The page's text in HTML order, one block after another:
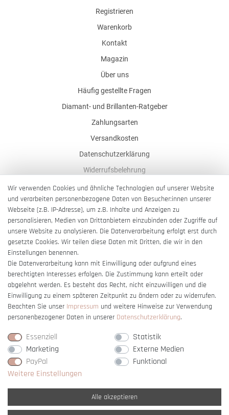
Registrieren
Warenkorb
Kontakt
Magazin
Über uns
Häufig gestellte Fragen
Diamant- und Brillanten-Ratgeber
Zahlungsarten
Versandkosten
Datenschutzerklärung
Widerrufsbelehrung
AGB
Impressum
Barrierefreiheitserklärung
Vertrag widerrufen
Wir verwenden Cookies und ähnliche Technologien auf unserer Website
und verarbeiten personenbezogene Daten von Besucher:innen unserer
Webseite (z.B. IP-Adresse), um z.B. Inhalte und Anzeigen zu
personalisieren, Medien von Drittanbietern einzubinden oder Zugriffe auf
unsere Website zu analysieren. Die Datenverarbeitung erfolgt erst durch
gesetzte Cookies. Wir teilen diese Daten mit Dritten, die wir in den
Einstellungen benennen.
Die Datenverarbeitung kann mit Einwilligung oder aufgrund eines
berechtigten Interesses erfolgen. Die Zustimmung kann erteilt oder
abgelehnt werden. Es besteht das Recht, nicht einzuwilligen und die
Einwilligung zu einem späteren Zeitpunkt zu ändern oder zu widerrufen.
Beachten Sie unser Impressum und weitere Hinweise zur Verwendung
personenbezogener Daten in unserer Daten­schutz­erklärung.
Essenziell
Statistik
Marketing
Externe Medien
PayPal
Funktional
Weitere Einstellungen
Alle akzeptieren